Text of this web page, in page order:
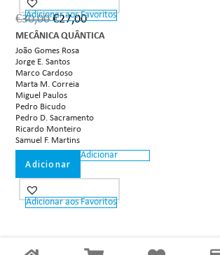
Adicionar aos Favoritos
€30,00 €27,00
MECÂNICA QUÂNTICA
João Gomes Rosa
Jorge E. Santos
Marco Cardoso
Marta M. Correia
Miguel Paulos
Pedro Bicudo
Pedro D. Sacramento
Ricardo Monteiro
Samuel F. Martins
Adicionar
Adicionar
Adicionar aos Favoritos